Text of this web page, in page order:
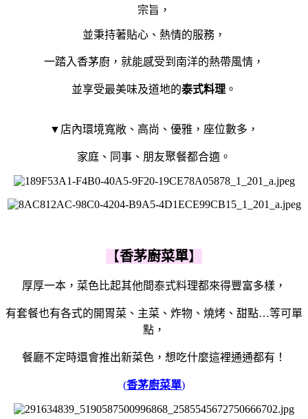
宗旨，
並秉持著貼心、熱情的服務，
一踏入香茅廚，就能感受到南洋的熱帶風情，
並享受最美味及道地的泰式料理 。
▼店內環境寬敞、高尚、優雅，座位數多，
家庭、同事、朋友聚餐都合適。
【香茅廚菜單】
厚厚一本，菜色比起其他間泰式料理都來得豐富多樣，
有套餐也有各式的開胃菜、主菜、炸物、燒烤、甜點…等可單
點，
餐廳不定時還會推出新菜色，想吃什麼這裡通通都有！
(香茅廚菜單)